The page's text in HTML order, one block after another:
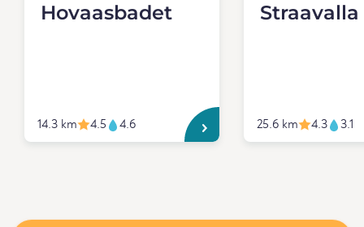
Hovaasbadet
14.3 km 4.5 4.6
Straavalla
25.6 km 4.3 3.1